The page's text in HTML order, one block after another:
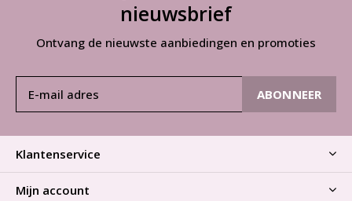
nieuwsbrief
Ontvang de nieuwste aanbiedingen en promoties
ABONNEER
Klantenservice
Mijn account